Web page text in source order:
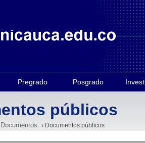
Pregrado Posgrado
públicos
Documentos › Documentos públicos